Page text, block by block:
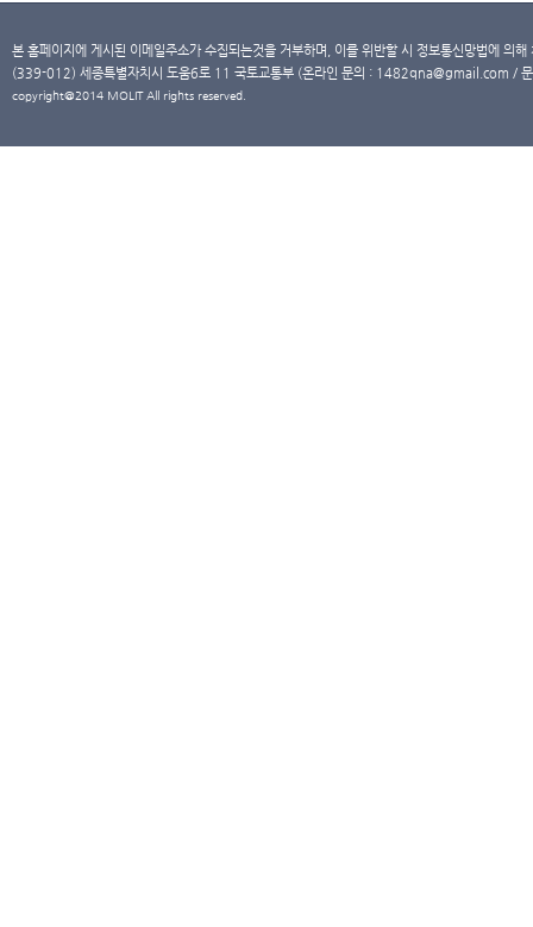
본 홈페이지에 게시된 이메일주소가 수집되는것을 거부하며, 이를 위반할 시 정보통신망법에 의
(339-012) 세종특별자치시 도움6로 11 국토교통부 (온라인 문의 : 1482qna@gmail.com /
copyright@2014 MOLIT All rights reserved.